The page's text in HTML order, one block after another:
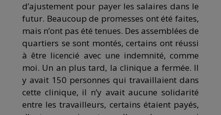
d’ajustement pour payer les salaires dans le
futur. Beaucoup de promesses ont été faites,
mais n’ont pas été tenues. Des assemblées de
quartiers se sont montés, certains ont réussi
à être licencié avec une indemnité, comme
moi. Un an plus tard, la clinique a fermée. Il
y avait 150 personnes qui travaillaient dans
cette clinique, il n’y avait aucune solidarité
entre les travailleurs, certains étaient payés,